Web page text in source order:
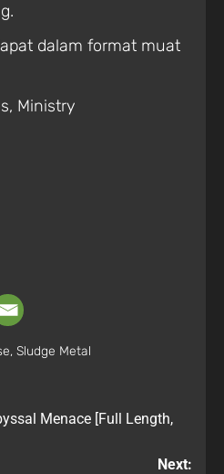
dalam format muat
Ministry
, Sludge Metal
Menace [Full Length,
Next: